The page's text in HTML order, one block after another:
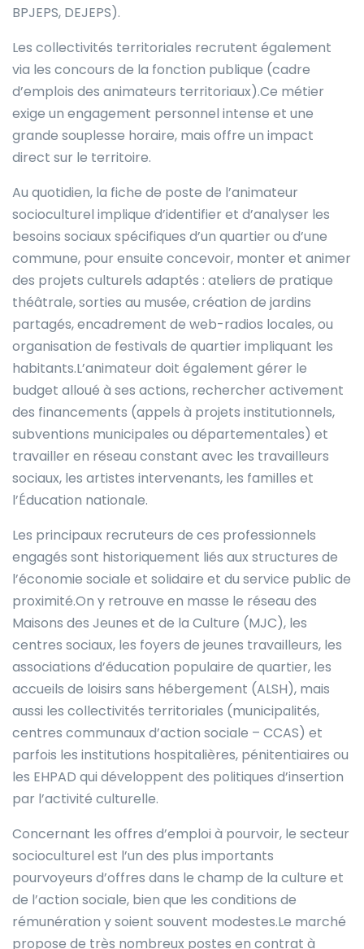
BPJEPS, DEJEPS).
Les collectivités territoriales recrutent également
via les concours de la fonction publique (cadre
d’emplois des animateurs territoriaux).Ce métier
exige un engagement personnel intense et une
grande souplesse horaire, mais offre un impact
direct sur le territoire.
Au quotidien, la fiche de poste de l’animateur
socioculturel implique d’identifier et d’analyser les
besoins sociaux spécifiques d’un quartier ou d’une
commune, pour ensuite concevoir, monter et animer
des projets culturels adaptés : ateliers de pratique
théâtrale, sorties au musée, création de jardins
partagés, encadrement de web-radios locales, ou
organisation de festivals de quartier impliquant les
habitants.L’animateur doit également gérer le
budget alloué à ses actions, rechercher activement
des financements (appels à projets institutionnels,
subventions municipales ou départementales) et
travailler en réseau constant avec les travailleurs
sociaux, les artistes intervenants, les familles et
l’Éducation nationale.
Les principaux recruteurs de ces professionnels
engagés sont historiquement liés aux structures de
l’économie sociale et solidaire et du service public de
proximité.On y retrouve en masse le réseau des
Maisons des Jeunes et de la Culture (MJC), les
centres sociaux, les foyers de jeunes travailleurs, les
associations d’éducation populaire de quartier, les
accueils de loisirs sans hébergement (ALSH), mais
aussi les collectivités territoriales (municipalités,
centres communaux d’action sociale – CCAS) et
parfois les institutions hospitalières, pénitentiaires ou
les EHPAD qui développent des politiques d’insertion
par l’activité culturelle.
Concernant les offres d’emploi à pourvoir, le secteur
socioculturel est l’un des plus importants
pourvoyeurs d’offres dans le champ de la culture et
de l’action sociale, bien que les conditions de
rémunération y soient souvent modestes.Le marché
propose de très nombreux postes en contrat à